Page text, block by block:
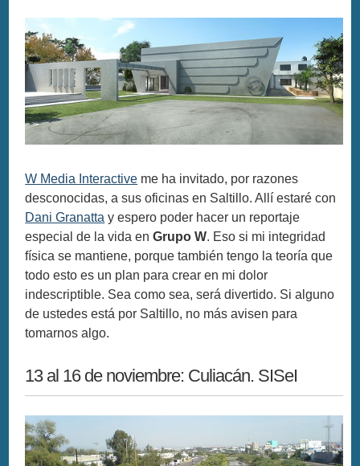
W Media Interactive me ha invitado, por razones
desconocidas, a sus oficinas en Saltillo. Allí estaré con
Dani Granatta y espero poder hacer un reportaje
especial de la vida enGrupo W. Eso si mi integridad
física se mantiene, porque también tengo la teoría que
todo esto es un plan para crear en mi dolor
indescriptible. Sea como sea, será divertido. Si alguno
de ustedes está por Saltillo, no más avisen para
tomarnos algo.
13 al 16 de noviembre: Culiacán. SISeI